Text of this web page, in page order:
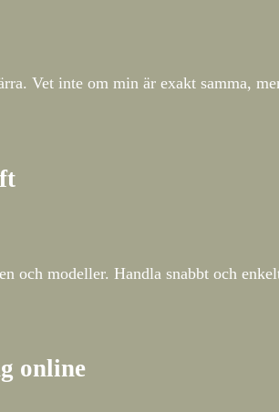
Vet inte om min är exakt samma,
modeller. Handla snabbt och
online